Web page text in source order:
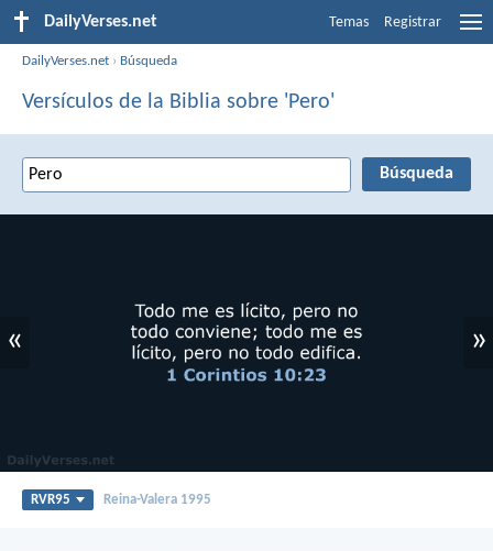
DailyVerses.net Temas Registrar
DailyVerses.net › Búsqueda
Versículos de la Biblia sobre 'Pero'
« »
RVR95 Reina-Valera 1995